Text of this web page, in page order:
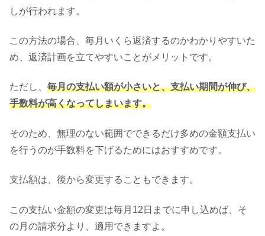
しが行われます。
この方法の場合、毎月いくら返済するのかわかりやすいた
め、返済計画を立てやすいことがメリットです。
ただし、 毎月の支払い額が小さいと、支払い期間が伸び、
手数料が高くなってしまいます。
そのため、無理のない範囲でできるだけ多めの金額支払い
を行うのが手数料を下げるためにはおすすめです。
支払額は、後から変更することもできます。
この支払い金額の変更は毎月12日までに申し込めば、そ
の月の請求分より、適用できますよ。